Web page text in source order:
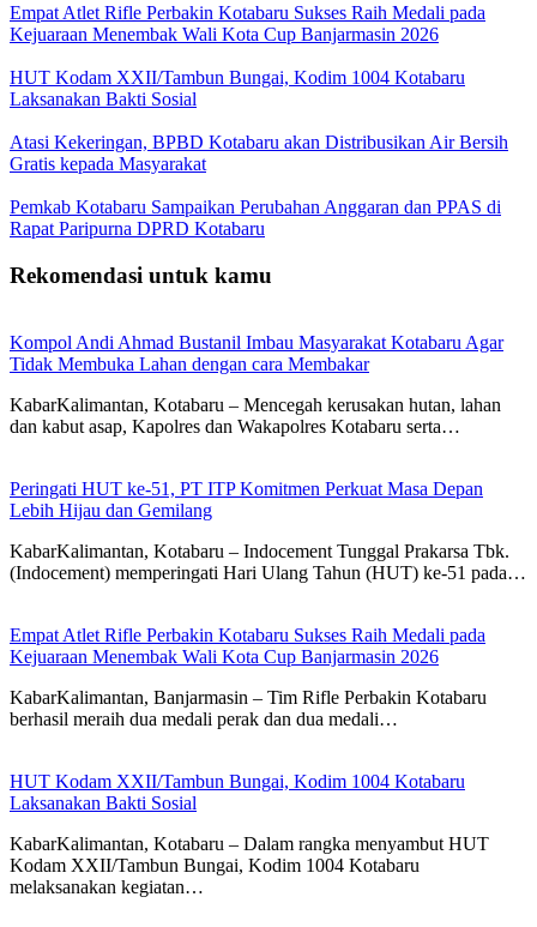
Empat Atlet Rifle Perbakin Kotabaru Sukses Raih Medali pada
Kejuaraan Menembak Wali Kota Cup Banjarmasin 2026
HUT Kodam XXII/Tambun Bungai, Kodim 1004 Kotabaru
Laksanakan Bakti Sosial
Atasi Kekeringan, BPBD Kotabaru akan Distribusikan Air Bersih
Gratis kepada Masyarakat
Pemkab Kotabaru Sampaikan Perubahan Anggaran dan PPAS di
Rapat Paripurna DPRD Kotabaru
Rekomendasi untuk kamu
Kompol Andi Ahmad Bustanil Imbau Masyarakat Kotabaru Agar
Tidak Membuka Lahan dengan cara Membakar
KabarKalimantan, Kotabaru – Mencegah kerusakan hutan, lahan
dan kabut asap, Kapolres dan Wakapolres Kotabaru serta…
Peringati HUT ke-51, PT ITP Komitmen Perkuat Masa Depan
Lebih Hijau dan Gemilang
KabarKalimantan, Kotabaru – Indocement Tunggal Prakarsa Tbk.
(Indocement) memperingati Hari Ulang Tahun (HUT) ke-51 pada…
Empat Atlet Rifle Perbakin Kotabaru Sukses Raih Medali pada
Kejuaraan Menembak Wali Kota Cup Banjarmasin 2026
KabarKalimantan, Banjarmasin – Tim Rifle Perbakin Kotabaru
berhasil meraih dua medali perak dan dua medali…
HUT Kodam XXII/Tambun Bungai, Kodim 1004 Kotabaru
Laksanakan Bakti Sosial
KabarKalimantan, Kotabaru – Dalam rangka menyambut HUT
Kodam XXII/Tambun Bungai, Kodim 1004 Kotabaru
melaksanakan kegiatan…